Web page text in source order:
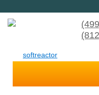
softreactor